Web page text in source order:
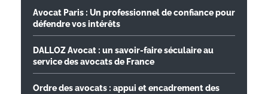
Avocat Paris : Un professionnel de confiance pour
défendre vos intérêts
DALLOZ Avocat : un savoir-faire séculaire au
service des avocats de France
Ordre des avocats : appui et encadrement des